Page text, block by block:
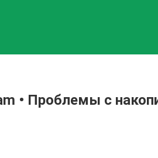
• Проблемы с